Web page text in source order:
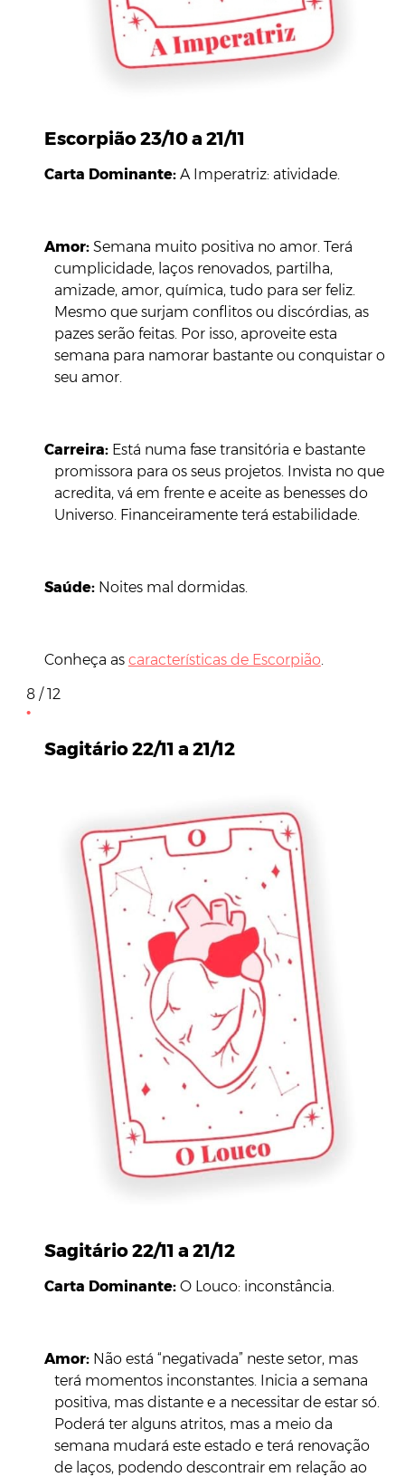
Escorpião 23/10 a 21/11
Carta Dominante: A Imperatriz: atividade.
Amor: Semana muito positiva no amor. Terá
cumplicidade, laços renovados, partilha,
amizade, amor, química, tudo para ser feliz.
Mesmo que surjam conflitos ou discórdias, as
pazes serão feitas. Por isso, aproveite esta
semana para namorar bastante ou conquistar o
seu amor.
Carreira: Está numa fase transitória e bastante
promissora para os seus projetos. Invista no que
acredita, vá em frente e aceite as benesses do
Universo. Financeiramente terá estabilidade.
Saúde: Noites mal dormidas.
Conheça as características de Escorpião
8 / 12
Sagitário 22/11 a 21/12
Sagitário 22/11 a 21/12
Carta Dominante: O Louco: inconstância.
Amor: Não está “negativada” neste setor, mas
terá momentos inconstantes. Inicia a semana
positiva, mas distante e a necessitar de estar só.
Poderá ter alguns atritos, mas a meio da
semana mudará este estado e terá renovação
de laços, podendo descontrair em relação ao